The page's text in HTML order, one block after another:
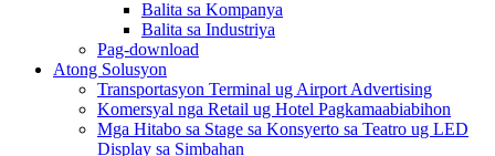
Balita sa Kompanya
Balita sa Industriya
Pag-download
Atong Solusyon
Transportasyon Terminal ug Airport Advertising
Komersyal nga Retail ug Hotel Pagkamaabiabihon
Mga Hitabo sa Stage sa Konsyerto sa Teatro ug LED
Display sa Simbahan